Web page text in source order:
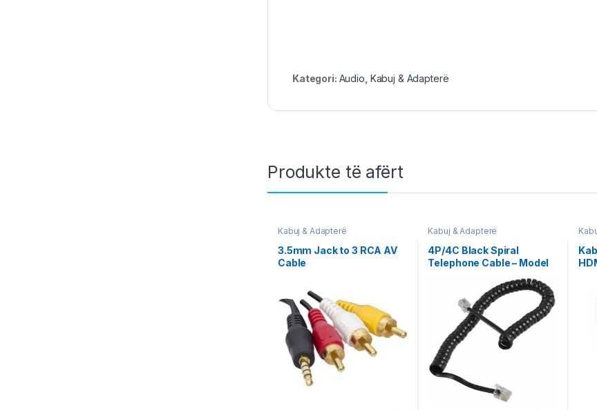
Kategori: Audio Kabuj & Adapterë
Produkte të afërt
Kabuj & Adapterë
3.5mm Jack to 3 RCA AV
Cable
Kabuj & Adapterë
4P/4C Black Spiral
Telephone Cable – Model